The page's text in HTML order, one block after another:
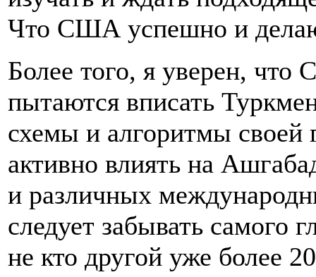
Что США успешно и
Более того, я уверен,
пытаются вписать
схемы и алгоритмы своей
активно влиять на
и различных
следует забывать самого
не кто другой уже более